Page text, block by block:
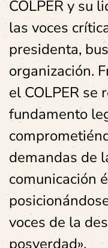
COLPER y su
las voces
presidenta,
organización.
el COLPER se
fundamento
demandas de
comunicación
voces de la
posverdad».